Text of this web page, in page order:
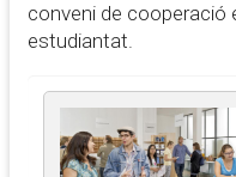
conveni de cooperació
estudiantat.